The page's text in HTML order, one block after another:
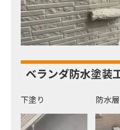
ベランダ防水塗装
下塗り 防水層1